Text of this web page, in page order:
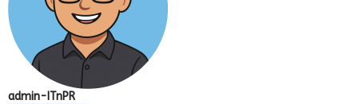
admin-ITnPR